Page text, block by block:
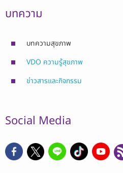
บทความ
บทความสุขภาพ
VDO ความรู้สุขภาพ
ข่าวสารและกิจกรรม
Social Media